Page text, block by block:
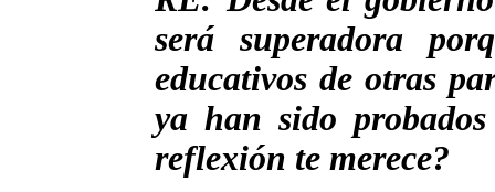
será superadora
educativos de otras
ya han sido
reflexión te merece?